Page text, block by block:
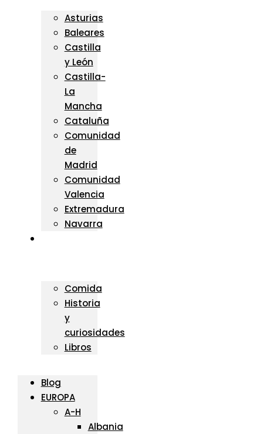
Asturias
Baleares
Castilla
y León
Castilla-
La
Mancha
Cataluña
Comunidad
de
Madrid
Comunidad
Valencia
Extremadura
Navarra
Comida
Historia
y
curiosidades
Libros
Blog
EUROPA
A-H
Albania